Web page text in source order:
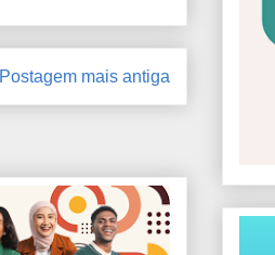
Postagem mais antiga